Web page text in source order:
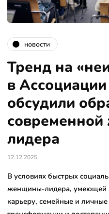
новости
Тренд на
в
обсудили
лидера
12.12.2025
В условиях быстрых
женщины-лидера, умеющей
карьеру, семейные и